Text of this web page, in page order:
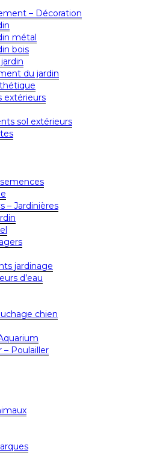
– Décoration
métal
bois
du jardin
extérieurs
sol extérieurs
– Jardinières
jardinage
d’eau
chien
– Poulailler